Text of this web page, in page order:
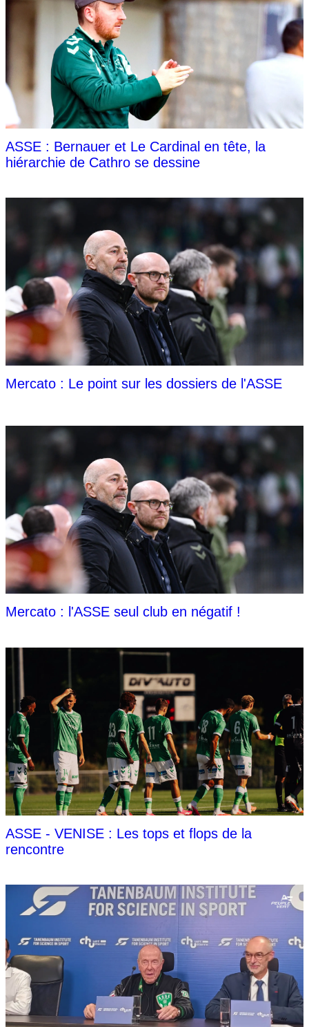
ASSE : Bernauer et Le Cardinal en tête, la
hiérarchie de Cathro se dessine
Mercato : Le point sur les dossiers de l'ASSE
Mercato : l'ASSE seul club en négatif !
ASSE - VENISE : Les tops et flops de la
rencontre